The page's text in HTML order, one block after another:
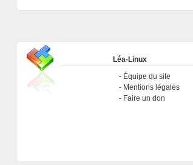
Léa-Linux
Équipe du site
Mentions légales
Faire un don